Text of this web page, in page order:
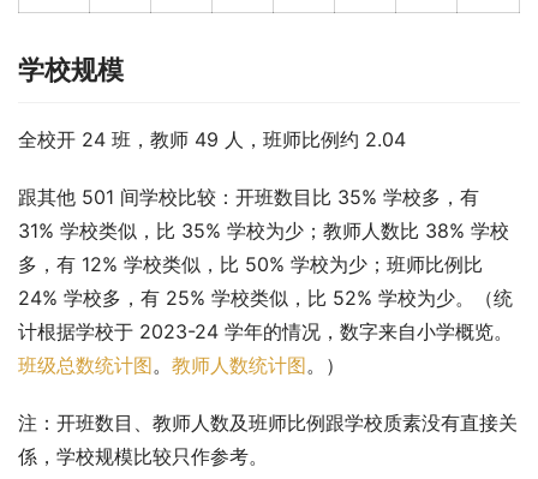
学校规模
全校开 24 班，教师 49 人，班师比例约 2.04
跟其他 501 间学校比较：开班数目比 35% 学校多，有
31% 学校类似，比 35% 学校为少；教师人数比 38% 学校
多，有 12% 学校类似，比 50% 学校为少；班师比例比
24% 学校多，有 25% 学校类似，比 52% 学校为少。（统
计根据学校于 2023-24 学年的情况，数字来自小学概览。
班级总数统计图。 教师人数统计图。）
注：开班数目、教师人数及班师比例跟学校质素没有直接关
係，学校规模比较只作参考。